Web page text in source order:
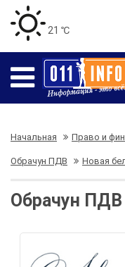
21 ℃
Начальная Право и
Обрачун ПДВ Новая
Обрачун ПДВ